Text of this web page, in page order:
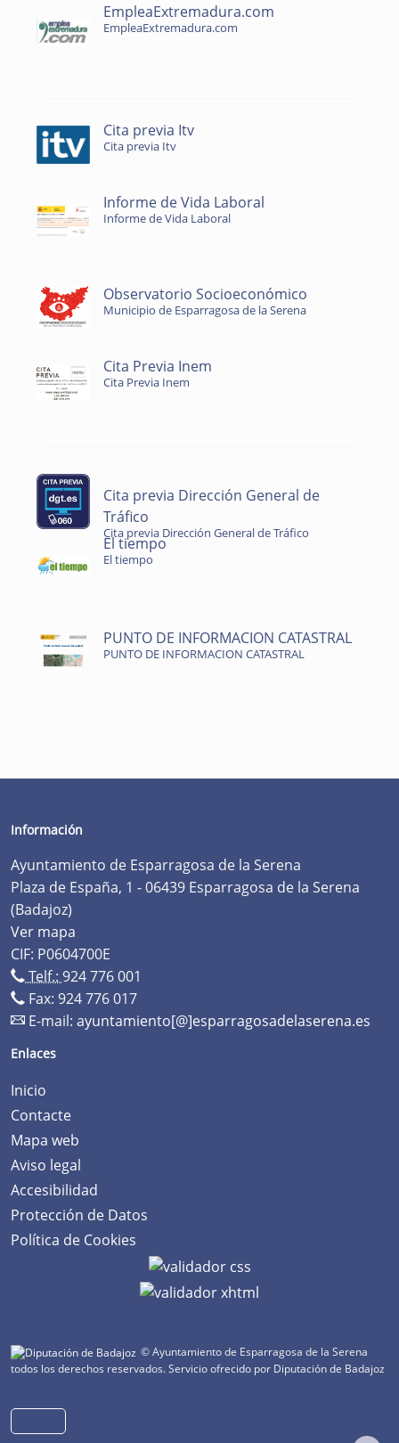
EmpleaExtremadura.com
EmpleaExtremadura.com
Cita previa Itv
Cita previa Itv
Informe de Vida Laboral
Informe de Vida Laboral
Observatorio Socioeconómico
Municipio de Esparragosa de la Serena
Cita Previa Inem
Cita Previa Inem
Cita previa Dirección General de
Tráfico
Cita previa Dirección General de Tráfico
El tiempo
El tiempo
PUNTO DE INFORMACION CATASTRAL
PUNTO DE INFORMACION CATASTRAL
Información
Ayuntamiento de Esparragosa de la Serena
Plaza de España, 1 - 06439 Esparragosa de la Serena
(Badajoz)
Ver mapa
CIF: P0604700E
Telf.: 924 776 001
Fax: 924 776 017
E-mail: ayuntamiento[@]esparragosadelaserena.es
Enlaces
Inicio
Contacte
Mapa web
Aviso legal
Accesibilidad
Protección de Datos
Política de Cookies
© Ayuntamiento de Esparragosa de la Serena
todos los derechos reservados.Servicio ofrecido por Diputación de Badajoz